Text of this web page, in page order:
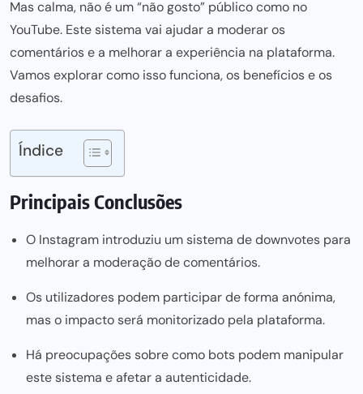
Mas calma, não é um “não gosto” público como no
YouTube. Este sistema vai ajudar a moderar os
comentários e a melhorar a experiência na plataforma.
Vamos explorar como isso funciona, os benefícios e os
desafios.
Índice
Principais Conclusões
O Instagram introduziu um sistema de downvotes para
melhorar a moderação de comentários.
Os utilizadores podem participar de forma anónima,
mas o impacto será monitorizado pela plataforma.
Há preocupações sobre como bots podem manipular
este sistema e afetar a autenticidade.